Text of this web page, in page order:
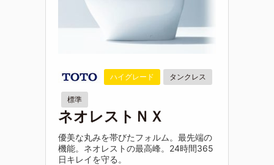
ハイグレード タンクレス
標準
ネオレストＮＸ
優美な丸みを帯びたフォルム。最先端の
機能。ネオレストの最高峰。24時間365
日キレイを守る。